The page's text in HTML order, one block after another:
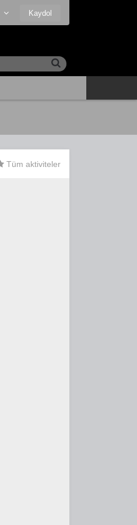
Kaydol
Tüm aktiviteler